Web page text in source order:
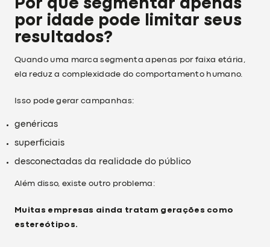
Por que segmentar apenas
por idade pode limitar seus
resultados?
Quando uma marca segmenta apenas por faixa etária,
ela reduz a complexidade do comportamento humano.
Isso pode gerar campanhas:
genéricas
superficiais
desconectadas da realidade do público
Além disso, existe outro problema:
Muitas empresas ainda tratam gerações como
estereótipos.